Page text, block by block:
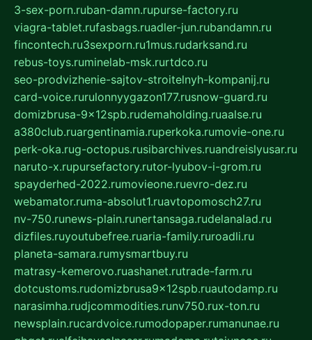
3-sex-porn.ruban-damn.rupurse-factory.ru
viagra-tablet.rufasbags.ruadler-jun.rubandamn.ru
fincontech.ru3sexporn.ru1mus.rudarksand.ru
rebus-toys.ruminelab-msk.rurtdco.ru
seo-prodvizhenie-sajtov-stroitelnyh-kompanij.ru
card-voice.rurulonnyygazon177.rusnow-guard.ru
domizbrusa-9x12spb.rudemaholding.ruaalse.ru
a380club.ruargentinamia.ruperkoka.rumovie-one.ru
perk-oka.rug-octopus.rusibarchives.ruandreislyusar.ru
naruto-x.rupursefactory.rutor-lyubov-i-grom.ru
spayderhed-2022.rumovieone.ruevro-dez.ru
webamator.ruma-absolut1.ruavtopomosch27.ru
nv-750.runews-plain.runertansaga.rudelanalad.ru
dizfiles.ruyoutubefree.ruaria-family.ruroadli.ru
planeta-samara.rumysmartbuy.ru
matrasy-kemerovo.ruashanet.rutrade-farm.ru
dotcustoms.rudomizbrusa9x12spb.ruautodamp.ru
narasimha.rudjcommodities.runv750.rux-ton.ru
newsplain.rucardvoice.rumodopaper.rumanunae.ru